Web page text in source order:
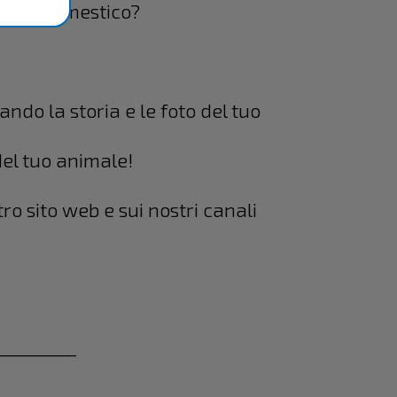
domestico?
la storia e le foto del tuo
tuo animale!
sito web e sui nostri canali